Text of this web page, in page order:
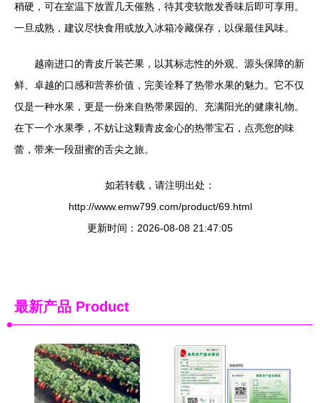
稍硬，可在室温下放置几天催熟，待其变软散发香味后即可享用。
一旦成熟，建议尽快食用或放入冰箱冷藏保存，以保最佳风味。
越南进口的青皮斤装芒果，以其标志性的外观、源头保障的新
鲜、卓越的口感和营养价值，完美诠释了热带水果的魅力。它不仅
仅是一种水果，更是一份来自热带果园的、充满阳光的健康礼物。
在下一个水果季，不妨让这颗青皮金心的热带宝石，点亮您的味
蕾，带来一段甜蜜的舌尖之旅。
如若转载，请注明出处：
http://www.emw799.com/product/69.html
更新时间：2026-08-08 21:47:05
最新产品 Product